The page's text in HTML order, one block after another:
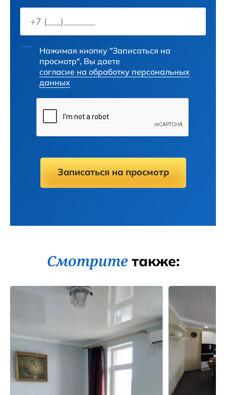
Нажимая кнопку "Записаться на
просмотр", Вы даете
согласие на обработку персональных
данных
Записаться на просмотр
Смотритетакже: